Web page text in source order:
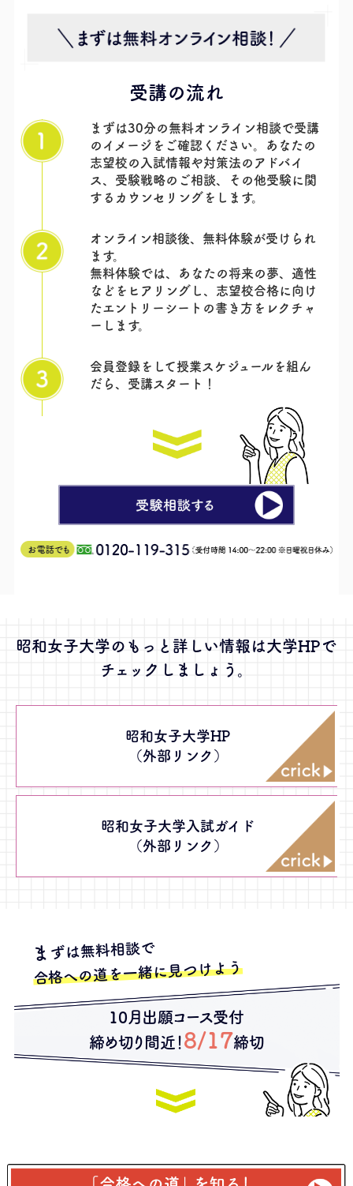
受講の流れ
まずは30分の無料オンライン相談で受講
のイメージをご確認ください。あなたの
志望校の入試情報や対策法のアドバイ
ス、受験戦略のご相談、その他受験に関
するカウンセリングをします。
オンライン相談後、無料体験が受けられ
ます。
無料体験では、あなたの将来の夢、適性
などをヒアリングし、志望校合格に向け
たエントリーシートの書き方をレクチャ
ーします。
会員登録をして授業スケジュールを組ん
だら、 受講スタート！
昭和女子大学のもっと詳しい情報は大学HPで
チェックしましょう。
昭和女子大学HP
（外部リンク）
昭和女子大学入試ガイド
（外部リンク）
ま ずは無料相談で
合格への道を一緒に見つけよう
10月出願コース受付
締め切り間近！ 8/17締切